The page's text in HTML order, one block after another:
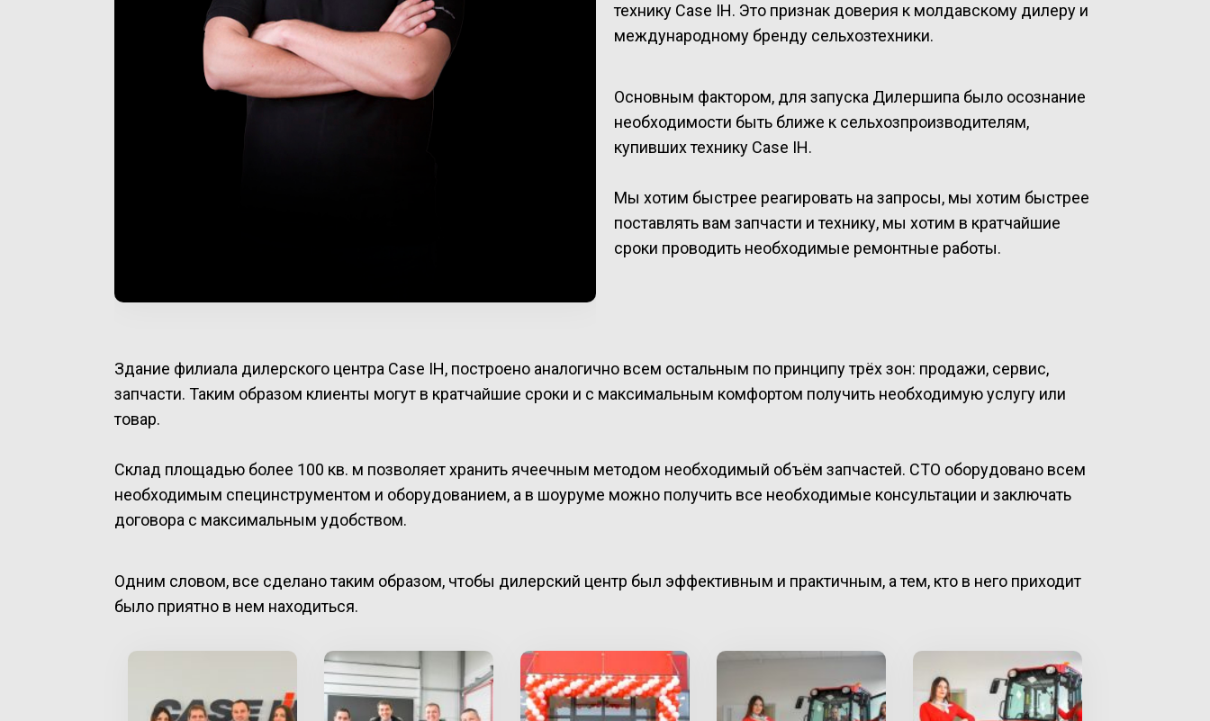
технику Case IH. Это признак доверия к молдавскому дилеру и
международному бренду сельхозтехники.
Основным фактором, для запуска Дилершипа было осознание
необходимости быть ближе к сельхозпроизводителям,
купивших технику Case IH.
Мы хотим быстрее реагировать на запросы, мы хотим быстрее
поставлять вам запчасти и технику, мы хотим в кратчайшие
сроки проводить необходимые ремонтные работы.
Здание филиала дилерского центра Case IH, построено аналогично всем остальным по принципу трёх зон: продажи, сервис,
запчасти. Таким образом клиенты могут в кратчайшие сроки и с максимальным комфортом получить необходимую услугу или
товар.
Склад площадью более 100 кв. м позволяет хранить ячеечным методом необходимый объём запчастей. СТО оборудовано всем
необходимым специнструментом и оборудованием, а в шоуруме можно получить все необходимые консультации и заключать
договора с максимальным удобством.
Одним словом, все сделано таким образом, чтобы дилерский центр был эффективным и практичным, а тем, кто в него приходит
было приятно в нем находиться.